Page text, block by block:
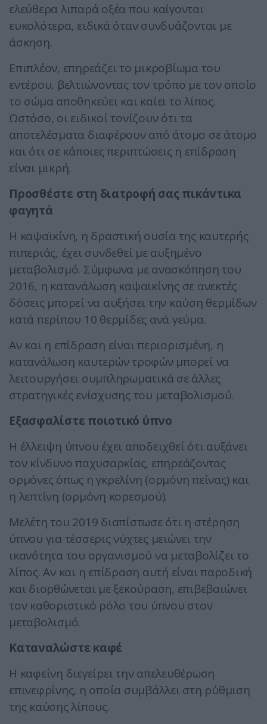
ελεύθερα λιπαρά οξέα που καίγονται
ευκολότερα, ειδικά όταν συνδυάζονται με
άσκηση.
Επιπλέον, επηρεάζει το μικροβίωμα του
εντέρου, βελτιώνοντας τον τρόπο με τον οποίο
το σώμα αποθηκεύει και καίει το λίπος.
Ωστόσο, οι ειδικοί τονίζουν ότι τα
αποτελέσματα διαφέρουν από άτομο σε άτομο
και ότι σε κάποιες περιπτώσεις η επίδραση
είναι μικρή.
Προσθέστε στη διατροφή σας πικάντικα
φαγητά
Η καψαϊκίνη, η δραστική ουσία της καυτερής
πιπεριάς, έχει συνδεθεί με αυξημένο
μεταβολισμό. Σύμφωνα με ανασκόπηση του
2016, η κατανάλωση καψαϊκίνης σε ανεκτές
δόσεις μπορεί να αυξήσει την καύση θερμίδων
κατά περίπου 10 θερμίδες ανά γεύμα.
Αν και η επίδραση είναι περιορισμένη, η
κατανάλωση καυτερών τροφών μπορεί να
λειτουργήσει συμπληρωματικά σε άλλες
στρατηγικές ενίσχυσης του μεταβολισμού.
Εξασφαλίστε ποιοτικό ύπνο
Η έλλειψη ύπνου έχει αποδειχθεί ότι αυξάνει
τον κίνδυνο παχυσαρκίας, επηρεάζοντας
ορμόνες όπως η γκρελίνη (ορμόνη πείνας) και
η λεπτίνη (ορμόνη κορεσμού).
Μελέτη του 2019 διαπίστωσε ότι η στέρηση
ύπνου για τέσσερις νύχτες μειώνει την
ικανότητα του οργανισμού να μεταβολίζει το
λίπος. Αν και η επίδραση αυτή είναι παροδική
και διορθώνεται με ξεκούραση, επιβεβαιώνει
τον καθοριστικό ρόλο του ύπνου στον
μεταβολισμό.
Καταναλώστε καφέ
Η καφεΐνη διεγείρει την απελευθέρωση
επινεφρίνης, η οποία συμβάλλει στη ρύθμιση
της καύσης λίπους.